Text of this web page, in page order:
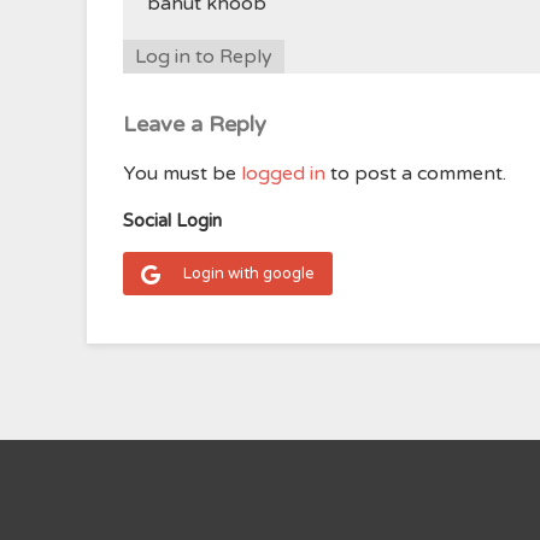
Log in to Reply
Leave a Reply
You must be logged in to post a comment.
Social Login
Login with google